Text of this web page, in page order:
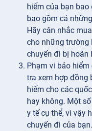
hiểm của bạn
bao gồm cả
Hãy cân nhắc
cho những trường
chuyến đi bị hoãn
Phạm vi bảo hiểm
tra xem hợp đồng
hiểm cho các
hay không. Một
y tế cụ thể, vì vậy
chuyến đi của bạn.